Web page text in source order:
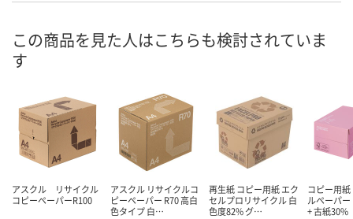
お届け日
ついてご連絡いたし
8月10日（月） 8月10日（月）
数量 数量
カゴへ カ
この商品を見た人はこちらも検討されていま
す
アスクル リサイクル
コピーペーパーR100
アスクル リサイクルコ
ピーペーパー R70 高白
色タイプ 白…
再生紙 コピー用紙 エク
セルプロリサイクル 白
色度82% グ…
コピー用
ルペーパ
+ 古紙